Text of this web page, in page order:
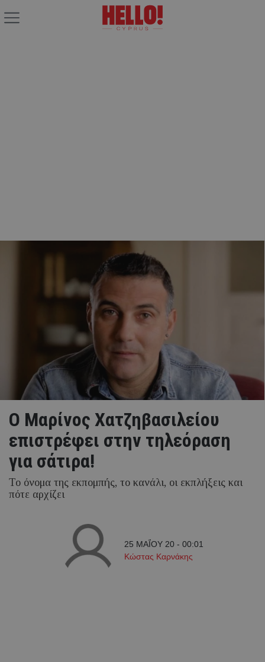
O Μαρίνος Χατζηβασιλείου
επιστρέφει στην τηλεόραση
για σάτιρα!
Το όνομα της εκπομπής, το κανάλι, οι εκπλήξεις και
πότε αρχίζει
25 ΜΑΪ́ΟΥ 20 - 00:01
Κώστας Καρνάκης